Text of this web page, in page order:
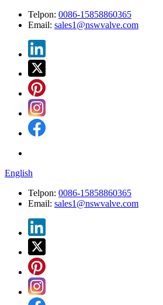
Telpon: 0086-15858860365
Email: sales1@nswvalve.com
English
Telpon: 0086-15858860365
Email: sales1@nswvalve.com